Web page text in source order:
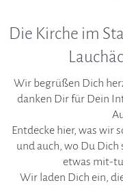
Die Kirche im
Wir begrüßen Dich
danken Dir für Dein
Entdecke hier, was wir
und auch, wo Du
etwas mit-
Wir laden Dich ein,